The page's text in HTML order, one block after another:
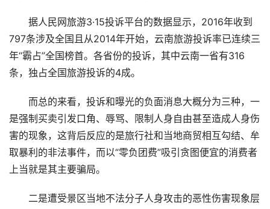
据人民网旅游3·15投诉平台的数据显示，2016年收到
797条涉及全国且从2014年开始，云南旅游投诉率已连续三
年“霸占”全国榜首。各省份的投诉，其中云南一省有316
条，独占全国旅游投诉的4成。
而总的来看，投诉和曝光的负面消息大概分为三种，一
是强制买卖引发口角、辱骂、限制人身自由甚至造成人身伤
害的现象，这背后反应的是旅行社和当地商贸相互勾结、牟
取暴利的非法事件，而以“零负团费”吸引贪图便宜的消费者
上当就是其主要骗局。
二是遭受景区当地不法分子人身攻击的恶性伤害现象层